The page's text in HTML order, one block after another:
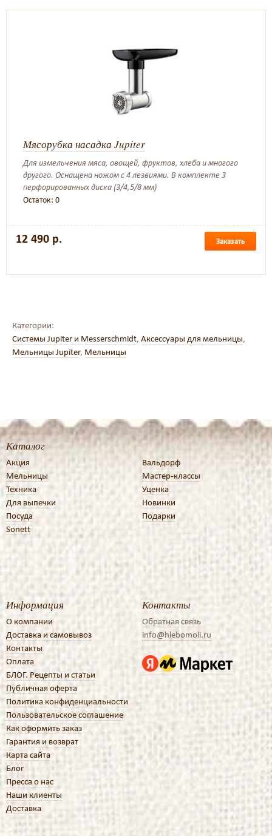
Мясорубка насадка Jupiter
Для измельчения мяса, овощей, фруктов, хлеба и многого
другого. Оснащена ножом с 4 лезвиями. В комплекте 3
перфорированных диска (3/4,5/8 мм)
Остаток: 0
12 490 р. Заказать
Категории:
Системы Jupiter и Messerschmidt, Аксессуары для мельницы,
Мельницы Jupiter, Мельницы
Каталог
Акция
Мельницы
Техника
Для выпечки
Посуда
Sonett
Вальдорф
Мастер-классы
Уценка
Новинки
Подарки
Информация
О компании
Доставка и самовывоз
Контакты
Оплата
БЛОГ. Рецепты и статьи
Публичная оферта
Политика конфиденциальности
Пользовательское соглашение
Как оформить заказ
Гарантия и возврат
Карта сайта
Блог
Пресса о нас
Наши клиенты
Доставка
Контакты
Обратная связь
info@hlebomoli.ru